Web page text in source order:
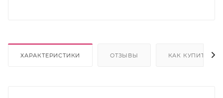
ХАРАКТЕРИСТИКИ ОТЗЫВЫ КАК КУПИТЬ